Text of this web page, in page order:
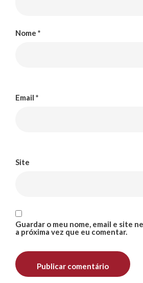
Nome *
Email *
Site
Guardar o meu nome, email e site
a próxima vez que eu comentar.